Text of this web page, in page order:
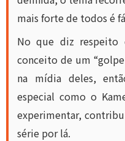
mais forte de todos é
No que diz respeito
conceito de um
na mídia deles,
especial como o
experimentar,
série por lá.